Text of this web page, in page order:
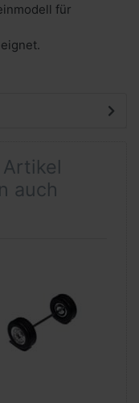
für
auch